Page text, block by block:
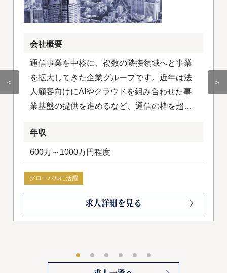
＜
会社概要
通信事業を中核に、複数の隣接領域へと事業
を拡大してきた企業グループです。近年は法
人顧客向けにAIやクラウドを組み合わせた事
業基盤の提供を進めるなど、通信の枠を超え
ます。国内にとどまらず海外事業にも積極的
に取り組み、グループ全体でグローバルな成
長戦略を描いています。
年収
600万～1000万円程度
グローバルに活躍
求人詳細を見る
＞